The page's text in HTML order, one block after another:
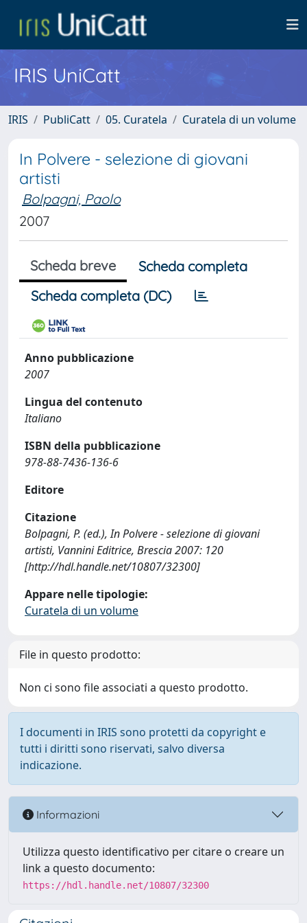
IRIS UniCatt
IRIS PubliCatt 05. Curatela Curatela di un volume
In Polvere - selezione di giovani
artisti
Bolpagni, Paolo
2007
Scheda breve
Scheda completa
Scheda completa (DC)
Anno pubblicazione
2007
Lingua del contenuto
Italiano
ISBN della pubblicazione
978-88-7436-136-6
Editore
Citazione
Bolpagni, P. (ed.), In Polvere - selezione di giovani
artisti, Vannini Editrice, Brescia 2007: 120
[http://hdl.handle.net/10807/32300]
Appare nelle tipologie:
Curatela di un volume
File in questo prodotto:
Non ci sono file associati a questo prodotto.
I documenti in IRIS sono protetti da copyright e
tutti i diritti sono riservati, salvo diversa
indicazione.
Informazioni
Utilizza questo identificativo per citare o creare un
link a questo documento:
https://hdl.handle.net/10807/32300